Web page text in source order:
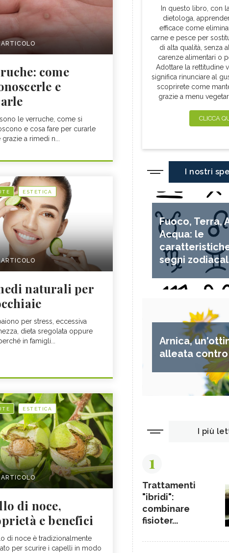
ARTICOLO
come
e
le verruche, come si
e cosa fare per curarle
a rimedi n...
ESTETICA
ARTICOLO
naturali per
per stress, eccessiva
dieta sregolata oppure
in famigli...
ESTETICA
ARTICOLO
di noce,
e benefici
di noce è tradizionalmente
per scurire i capelli in modo
In questo libro, con
dietologa,
efficace come
carne e pesce per
di alta qualità, senza
carenze alimentari o
Adottare la rettitudine
significa rinunciare al
scoprirete come
grazie a menu
CLICCA
I nostri
Fuoco, Terra,
Acqua: le
segni
Arnica,
alleata
I più
1
Trattamenti
"ibridi":
combinare
fisioter...